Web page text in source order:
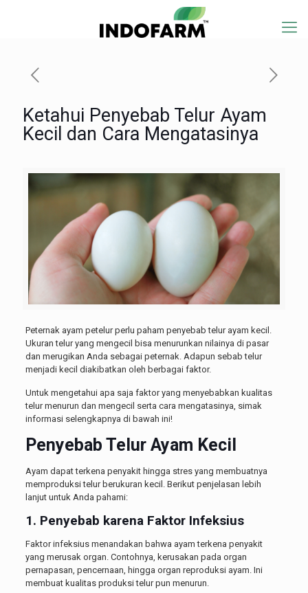
Ketahui Penyebab Telur Ayam
Kecil dan Cara Mengatasinya
Peternak ayam petelur perlu paham penyebab telur ayam kecil.
Ukuran telur yang mengecil bisa menurunkan nilainya di pasar
dan merugikan Anda sebagai peternak. Adapun sebab telur
menjadi kecil diakibatkan oleh berbagai faktor.
Untuk mengetahui apa saja faktor yang menyebabkan kualitas
telur menurun dan mengecil serta cara mengatasinya, simak
informasi selengkapnya di bawah ini!
Penyebab Telur Ayam Kecil
Ayam dapat terkena penyakit hingga stres yang membuatnya
memproduksi telur berukuran kecil. Berikut penjelasan lebih
lanjut untuk Anda pahami:
1. Penyebab karena Faktor Infeksius
Faktor infeksius menandakan bahwa ayam terkena penyakit
yang merusak organ. Contohnya, kerusakan pada organ
pernapasan, pencernaan, hingga organ reproduksi ayam. Ini
membuat kualitas produksi telur pun menurun.